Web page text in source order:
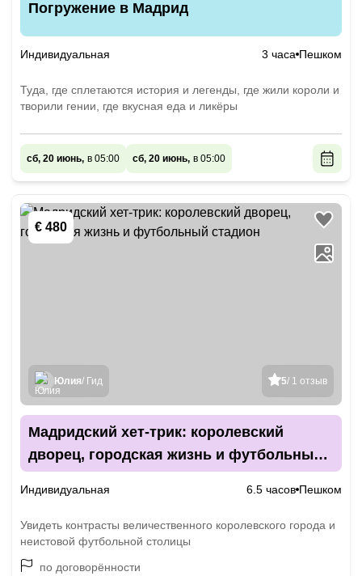
Погружение в Мадрид
Индивидуальная 3 часа Пешком
Туда, где сплетаются история и легенды, где жили короли и
творили гении, где вкусная еда и ликёры
сб, 20 июнь, в 05:00 сб, 20 июнь, в 05:00
€ 480
5/ 1 отзыв
Юлия/ Гид
Мадридский хет-трик: королевский
дворец, городская жизнь и футбольный
Индивидуальная 6.5 часов Пешком
Увидеть контрасты величественного королевского города и
неистовой футбольной столицы
по договорённости